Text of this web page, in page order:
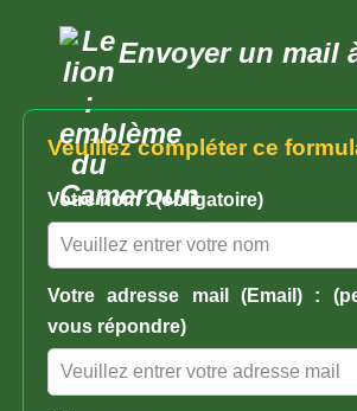
Envoyer un mail
Veuillez compléter ce
Votre nom : (obligatoire)
Votre adresse mail (Email) :
vous répondre)